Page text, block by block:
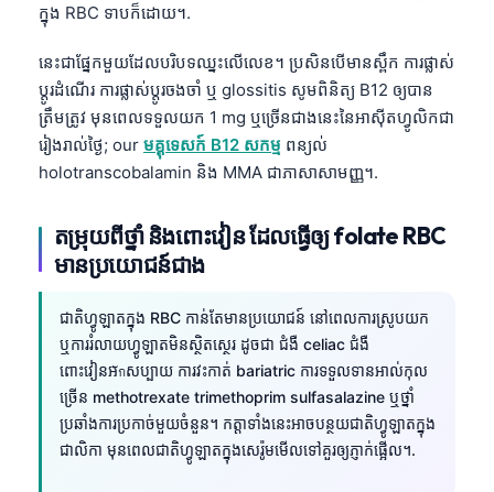
ក្នុង RBC ទាបក៏ដោយ។.
នេះជាផ្នែកមួយដែលបរិបទឈ្នះលើលេខ។ ប្រសិនបើមានស្ពឹក ការផ្លាស់
ប្តូរដំណើរ ការផ្លាស់ប្តូរចងចាំ ឬ glossitis សូមពិនិត្យ B12 ឲ្យបាន
ត្រឹមត្រូវ មុនពេលទទួលយក 1 mg ឬច្រើនជាងនេះនៃអាស៊ីតហ្វូលិកជា
រៀងរាល់ថ្ងៃ; our មគ្គុទេសក៍ B12 សកម្ម ពន្យល់
holotranscobalamin និង MMA ជាភាសាសាមញ្ញ។.
តម្រុយពីថ្នាំ និងពោះវៀន ដែលធ្វើឲ្យ folate RBC
មានប្រយោជន៍ជាង
ជាតិហ្វូឡាតក្នុង RBC កាន់តែមានប្រយោជន៍ នៅពេលការស្រូបយក
ឬការរំលាយហ្វូឡាតមិនស្ថិតស្ថេរ ដូចជា ជំងឺ celiac ជំងឺ
ពោះវៀនអักសប្បាយ ការវះកាត់ bariatric ការទទួលទានអាល់កុល
ច្រើន methotrexate trimethoprim sulfasalazine ឬថ្នាំ
ប្រឆាំងការប្រកាច់មួយចំនួន។ កត្តាទាំងនេះអាចបន្ថយជាតិហ្វូឡាតក្នុង
ជាលិកា មុនពេលជាតិហ្វូឡាតក្នុងសេរ៉ូមមើលទៅគួរឲ្យភ្ញាក់ផ្អើល។.
Occitan
العربية المغربية
Afrikaans
Монгол
Basa Jawa
Cebuano
Кыргызча
Татар теле
Беларуская мова
Esperanto
Frysk